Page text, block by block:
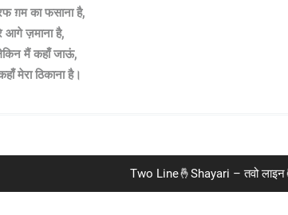
ग़म का फसाना है,
आगे ज़माना है,
मैं कहाँ जाऊं,
मेरा ठिकाना है।
Next
post:
Two Line🤞Shayari – तवो